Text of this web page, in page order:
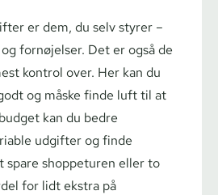
er dem, du selv styrer –
fornøjelser. Det er også de
kontrol over. Her kan du
og måske finde luft til at
kan du bedre
udgifter og finde
spare shoppeturen eller to
for lidt ekstra på